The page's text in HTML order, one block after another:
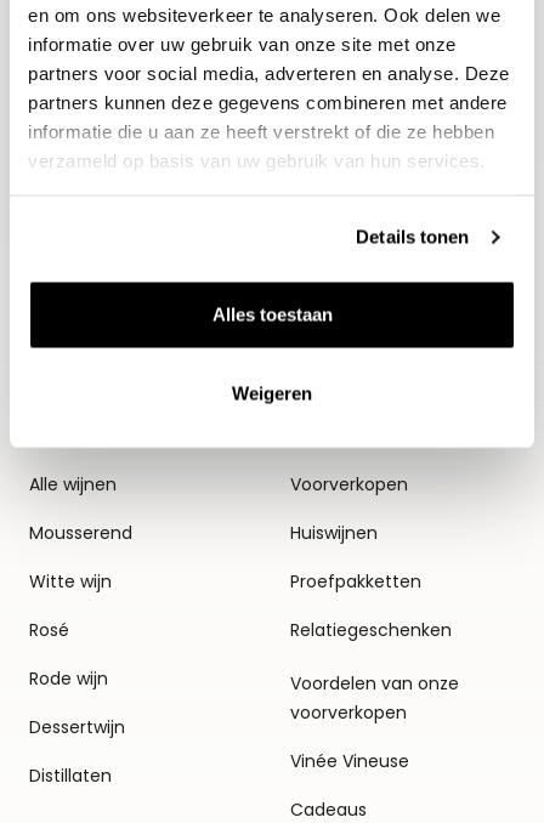
en om ons websiteverkeer te analyseren. Ook delen we
informatie over uw gebruik van onze site met onze
partners voor social media, adverteren en analyse. Deze
partners kunnen deze gegevens combineren met andere
informatie die u aan ze heeft verstrekt of die ze hebben
verzameld op basis van uw gebruik van hun services.
Details tonen
Alles toestaan
Weigeren
E-mailadres
Aanmelden
Alle wijnen
Mousserend
Witte wijn
Rosé
Rode wijn
Dessertwijn
Distillaten
Thema's
Voorverkopen
Huiswijnen
Proefpakketten
Relatiegeschenken
Voordelen van onze
voorverkopen
Vinée Vineuse
Cadeaus